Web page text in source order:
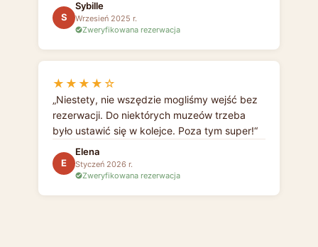
S
Sybille
Wrzesień 2025 r.
Zweryfikowana rezerwacja
★★★★☆
Niestety, nie wszędzie mogliśmy wejść bez
rezerwacji. Do niektórych muzeów trzeba
było ustawić się w kolejce. Poza tym super!
E
Elena
Styczeń 2026 r.
Zweryfikowana rezerwacja